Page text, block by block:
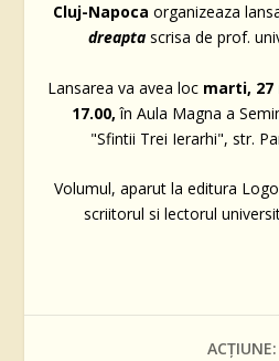
Cluj-Napoca organizeaza
dreapta scrisa de prof.
Lansarea va avea loc marti, 27
17.00, în Aula Magna a
"Sfintii Trei Ierarhi", str.
Volumul, aparut la editura
scriitorul si lectorul
ACȚIUNE: